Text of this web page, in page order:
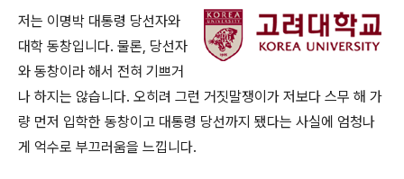
저는 이명박 대통령 당선자와
대학 동창입니다. 물론, 당선자
와 동창이라 해서 전혀 기쁘거
나 하지는 않습니다. 오히려 그런 거짓말쟁이가 저보다 스무 해 가
량 먼저 입학한 동창이고 대통령 당선까지 됐다는 사실에 엄청나
게 억수로 부끄러움을 느낍니다.